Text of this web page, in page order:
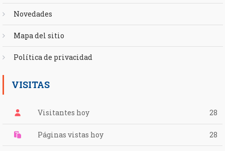
Novedades
Mapa del sitio
Política de privacidad
VISITAS
Visitantes hoy 28
Páginas vistas hoy 28